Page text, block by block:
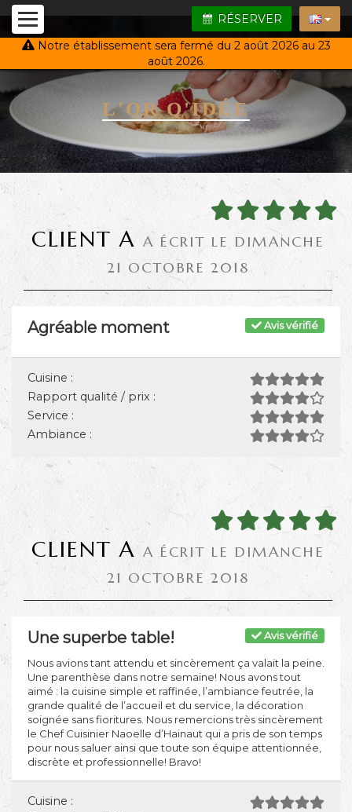
RÉSERVER
Notre établissement sera fermé du 2 août 2026 au 23
août 2026.
L'OR Q'IDÉE
CLIENT A A ÉCRIT LE DIMANCHE
21 OCTOBRE 2018
Avis vérifié
Agréable moment
Cuisine :
Rapport qualité / prix :
Service :
Ambiance :
CLIENT A A ÉCRIT LE DIMANCHE
21 OCTOBRE 2018
Avis vérifié
Une superbe table!
Nous avions tant attendu et sincèrement ça valait la peine.
Une parenthèse dans notre semaine! Nous avons tout
aimé : la cuisine simple et raffinée, l’ambiance feutrée, la
grande qualité de l’accueil et du service, la décoration
soignée sans fioritures. Nous remercions très sincèrement
le Chef Cuisinier Naoelle d’Hainaut qui a pris de son temps
pour nous saluer ainsi que toute son équipe attentionnée,
discrète et professionnelle! Bravo!
Cuisine :